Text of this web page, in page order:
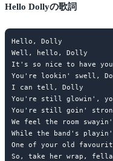
Hello Dollyの歌詞
Hello, Dolly
Well, hello, Dolly
It's so nice to have you
You're lookin' swell,
I can tell, Dolly
You're still glowin',
You're still goin'
We feel the room swayin'
While the band's playin'
One of your old
So, take her wrap,